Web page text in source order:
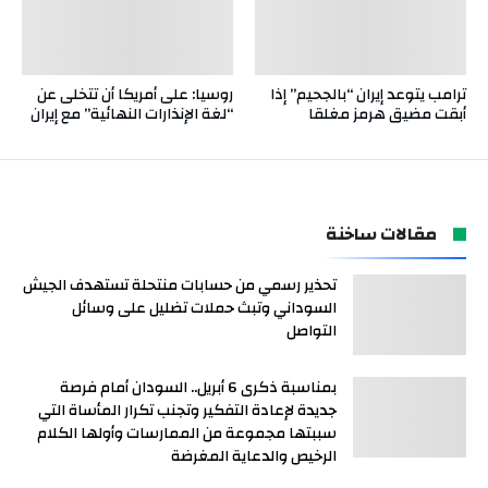
روسيا: على أمريكا أن تتخلى عن
“لغة الإنذارات النهائية” مع إيران
ترامب يتوعد إيران “بالجحيم” إذا
أبقت مضيق هرمز مغلقا
مقالات ساخنة
تحذير رسمي من حسابات منتحلة تستهدف الجيش
السوداني وتبث حملات تضليل على وسائل
التواصل
بمناسبة ذكرى 6 أبريل.. السودان أمام فرصة
جديدة لإعادة التفكير وتجنب تكرار المأساة التي
سببتها مجموعة من الممارسات وأولها الكلام
الرخيص والدعاية المغرضة